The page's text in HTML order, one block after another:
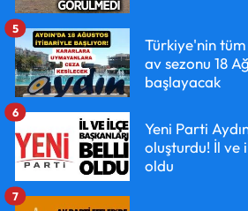
Türkiye'nin
av sezonu 18
başlayacak
5
Yeni Parti
oluşturdu! İl ve
oldu
6
7